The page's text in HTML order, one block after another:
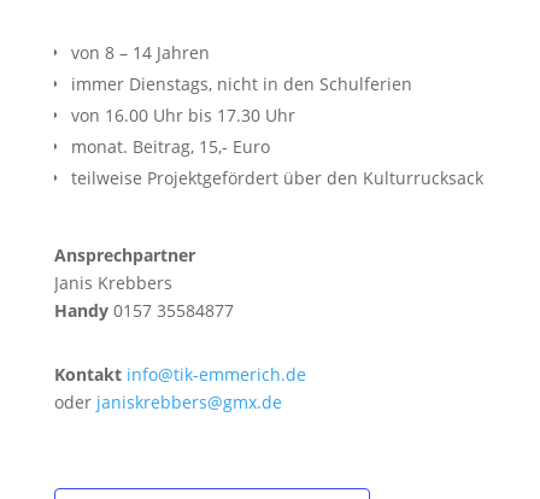
von 8 – 14 Jahren
immer Dienstags, nicht in den Schulferien
von 16.00 Uhr bis 17.30 Uhr
monat. Beitrag, 15,- Euro
teilweise Projektgefördert über den Kulturrucksack
Ansprechpartner
Janis Krebbers
Handy0157 35584877
Kontakt info@tik-emmerich.de
oder janiskrebbers@gmx.de